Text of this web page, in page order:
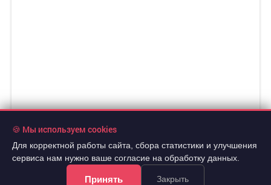
🍪 Мы используем cookies
Для корректной работы сайта, сбора статистики и улучшения
сервиса нам нужно ваше согласие на обработку данных.
Принять Закрыть